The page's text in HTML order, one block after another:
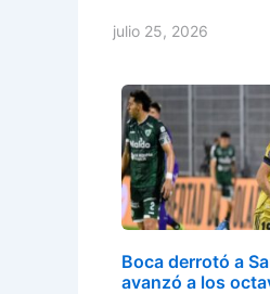
julio 25, 2026
Boca derrotó a
avanzó a los